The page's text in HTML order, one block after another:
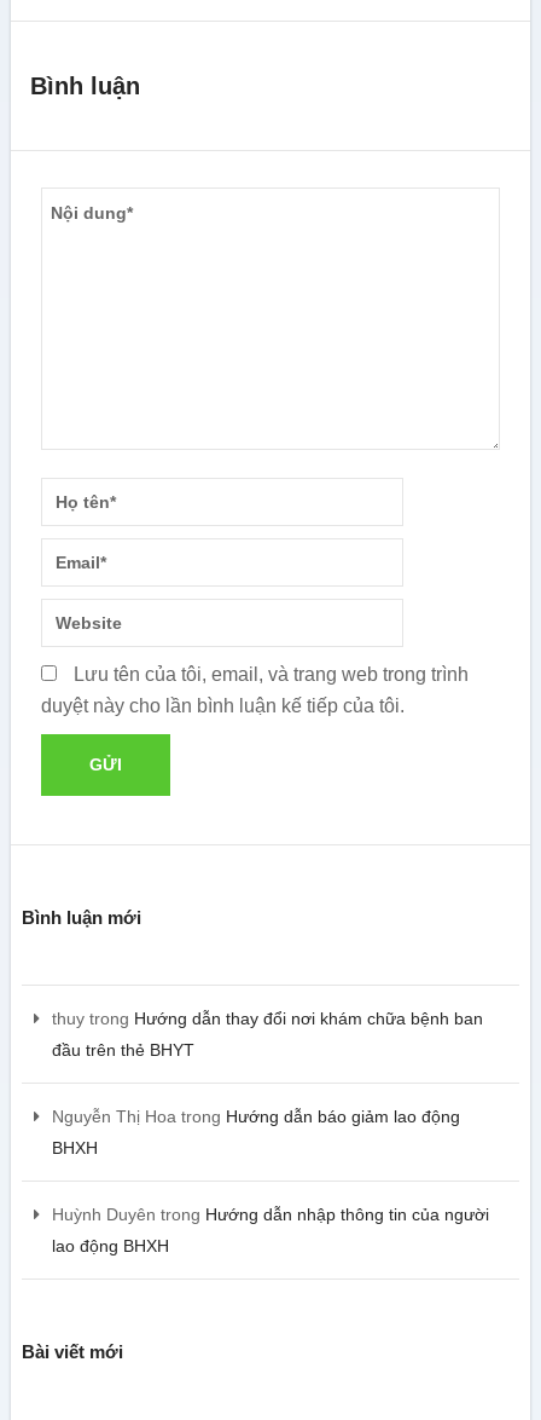
Bình luận
Lưu tên của tôi, email, và trang web trong trình
duyệt này cho lần bình luận kế tiếp của tôi.
Bình luận mới
thuytrong Hướng dẫn thay đổi nơi khám chữa bệnh ban
đầu trên thẻ BHYT
Nguyễn Thị Hoatrong Hướng dẫn báo giảm lao động
BHXH
Huỳnh Duyên trong Hướng dẫn nhập thông tin của người
lao động BHXH
Bài viết mới